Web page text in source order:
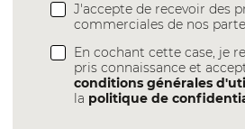
J'accepte de recevoir des
commerciales de nos
En cochant cette case, je
pris connaissance et
conditions générales
la politique de